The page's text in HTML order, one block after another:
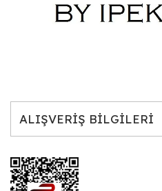
ALIŞVERİŞ BİLGİLERİ